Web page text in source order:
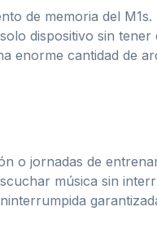
de memoria del
dispositivo sin
enorme cantidad de
o jornadas de
música sin